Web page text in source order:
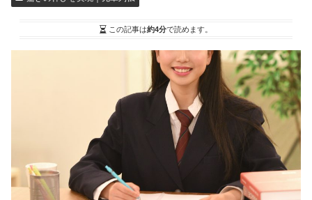
この記事は約4分で読めます。